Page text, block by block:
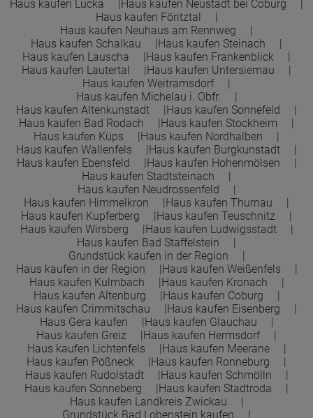
Haus kaufen Lucka
Haus kaufen Neustadt bei Coburg
Haus kaufen Föritztal
Haus kaufen Neuhaus am Rennweg
Haus kaufen Schalkau
Haus kaufen Steinach
Haus kaufen Lauscha
Haus kaufen Frankenblick
Haus kaufen Lautertal
Haus kaufen Untersiemau
Haus kaufen Weitramsdorf
Haus kaufen Michelau i. Obfr.
Haus kaufen Altenkunstadt
Haus kaufen Sonnefeld
Haus kaufen Bad Rodach
Haus kaufen Stockheim
Haus kaufen Küps
Haus kaufen Nordhalben
Haus kaufen Wallenfels
Haus kaufen Burgkunstadt
Haus kaufen Ebensfeld
Haus kaufen Hohenmölsen
Haus kaufen Stadtsteinach
Haus kaufen Neudrossenfeld
Haus kaufen Himmelkron
Haus kaufen Thurnau
Haus kaufen Kupferberg
Haus kaufen Teuschnitz
Haus kaufen Wirsberg
Haus kaufen Ludwigsstadt
Haus kaufen Bad Staffelstein
Grundstück kaufen in der Region
Haus kaufen in der Region
Haus kaufen Weißenfels
Haus kaufen Kulmbach
Haus kaufen Kronach
Haus kaufen Altenburg
Haus kaufen Coburg
Haus kaufen Crimmitschau
Haus kaufen Eisenberg
Haus Gera kaufen
Haus kaufen Glauchau
Haus kaufen Greiz
Haus kaufen Hermsdorf
Haus kaufen Lichtenfels
Haus kaufen Meerane
Haus kaufen Pößneck
Haus kaufen Ronneburg
Haus kaufen Rudolstadt
Haus kaufen Schmölln
Haus kaufen Sonneberg
Haus kaufen Stadtroda
Haus kaufen Landkreis Zwickau
Grundstück Bad Lobenstein kaufen